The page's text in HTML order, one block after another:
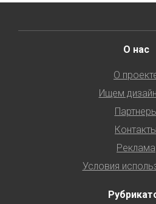
О нас
О
Ищем
Контакты
Реклама
Условия